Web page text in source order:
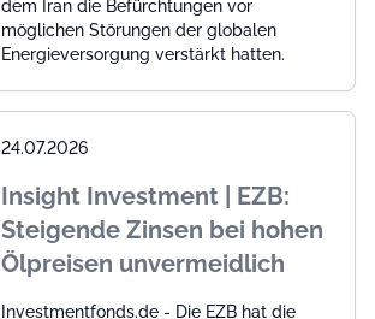
dem Iran die Befürchtungen vor
möglichen Störungen der globalen
Energieversorgung verstärkt hatten.
24.07.2026
Insight Investment | EZB:
Steigende Zinsen bei hohen
Ölpreisen unvermeidlich
Investmentfonds.de - Die EZB hat die